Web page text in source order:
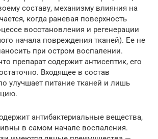
составу, механизму влияния на
когда раневая поверхность
восстановления и регенерации
начала повреждения тканей). Ее не
при остром воспалении.
препарат содержит антисептик, его
Входящее в состав
улучшает питание тканей и лишь
антибактериальные вещества,
в самом начале воспаления.